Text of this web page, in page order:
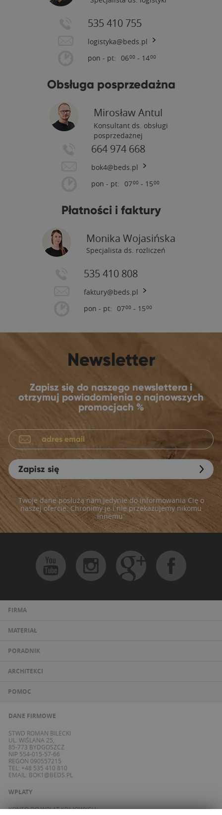
535 410 755
logistyka@beds.pl
pon - pt: 0600 - 1400
Obsługa posprzedażna
Mirosław Antul
Konsultant ds. obsługi
posprzedażnej
664 974 668
bok4@beds.pl
pon - pt: 0700 - 1500
Płatności i faktury
Monika Wojasińska
Specjalista ds. rozliczeń
535 410 808
faktury@beds.pl
pon - pt: 0700 - 1500
Newsletter
Zapisz się do naszego newslettera i
otrzymuj powiadomienia o najnowszych
promocjach %
Zapisz się
Twoje dane posłużą nam jedynie do informowania Cię o
naszej ofercie. Chronimy je i nie przekazujemy nikomu
innemu.
FIRMA
MATERIAŁ
PORADNIK
ARCHITEKCI
POMOC
DANE FIRMOWE
STWD ROMAN BILECKI
UL. WIŚLANA 25,
85-773 BYDGOSZCZ
NIP 554-015-57-66
REGON 090557215
TEL: +48 535 410 810
EMAIL: BOK1@BEDS.PL
WPŁATY
KONTO DO WPŁAT KRAJOWYCH: